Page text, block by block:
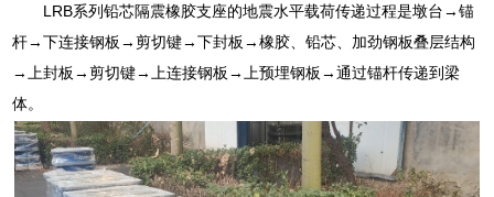
LRB系列铅芯隔震橡胶支座的地震水平载荷传递过程是墩台→锚
杆→下连接钢板→剪切键→下封板→橡胶、铅芯、加劲钢板叠层结构
→上封板→剪切键→上连接钢板→上预埋钢板→通过锚杆传递到梁
体。